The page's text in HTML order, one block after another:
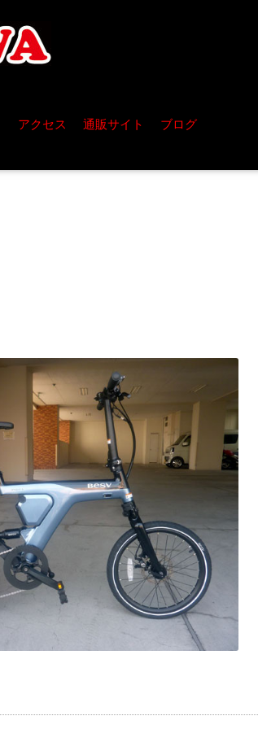
アクセス 通販サイト
ブログ